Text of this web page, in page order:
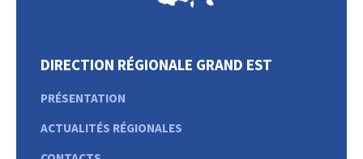
DIRECTION RÉGIONALE GRAND EST
PRÉSENTATION
ACTUALITÉS RÉGIONALES